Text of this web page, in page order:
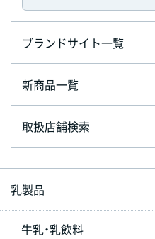
ブランドサイト一覧
新商品一覧
取扱店舗検索
乳製品
牛乳・乳飲料